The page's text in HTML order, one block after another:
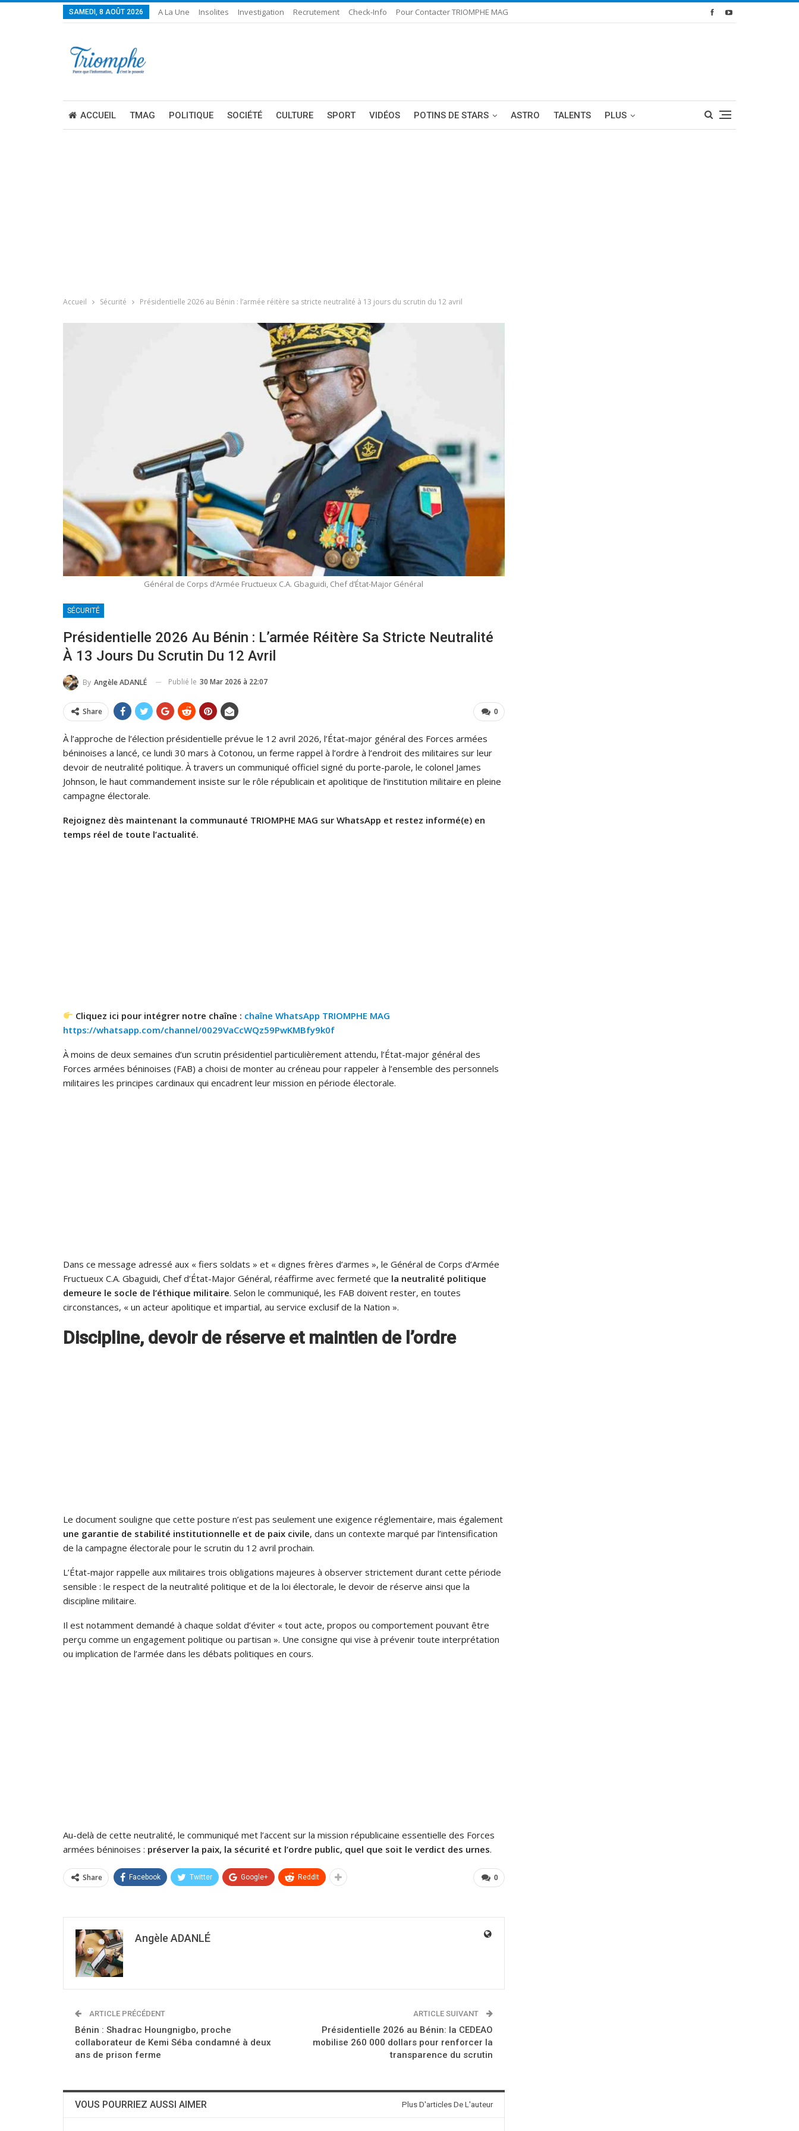
SAMEDI, 8 AOÛT 2026 A La Une Insolites Investigation Recrutement Check-Info Pour Contacter TRIOMPHE MAG
ACCUEIL TMAG POLITIQUE SOCIÉTÉ CULTURE SPORT VIDÉOS POTINS DE STARS ASTRO TALENTS PLUS
Accueil Sécurité Présidentielle 2026 au Bénin : l’armée réitère sa stricte neutralité à 13 jours du scrutin du 12 avril
Général de Corps d’Armée Fructueux C.A. Gbaguidi, Chef d’État-Major Général
SÉCURITÉ
Présidentielle 2026 Au Bénin : L’armée Réitère Sa Stricte Neutralité
À 13 Jours Du Scrutin Du 12 Avril
By Angèle ADANLÉ Publié le 30 Mar 2026 à 22:07
0
Share
À l’approche de l’élection présidentielle prévue le 12 avril 2026, l’État-major général des Forces armées
béninoises a lancé, ce lundi 30 mars à Cotonou, un ferme rappel à l’ordre à l’endroit des militaires sur leur
devoir de neutralité politique. À travers un communiqué officiel signé du porte-parole, le colonel James
Johnson, le haut commandement insiste sur le rôle républicain et apolitique de l’institution militaire en pleine
campagne électorale.
Rejoignez dès maintenant la communauté TRIOMPHE MAG sur WhatsApp et restez informé(e) en
temps réel de toute l’actualité.
Cliquez ici pour intégrer notre chaîne : chaîne WhatsApp TRIOMPHE MAG
https://whatsapp.com/channel/0029VaCcWQz59PwKMBfy9k0f
À moins de deux semaines d’un scrutin présidentiel particulièrement attendu, l’État-major général des
Forces armées béninoises (FAB) a choisi de monter au créneau pour rappeler à l’ensemble des personnels
militaires les principes cardinaux qui encadrent leur mission en période électorale.
Dans ce message adressé aux « fiers soldats » et « dignes frères d’armes », le Général de Corps d’Armée
Fructueux C.A. Gbaguidi, Chef d’État-Major Général, réaffirme avec fermeté que la neutralité politique
demeure le socle de l’éthique militaire. Selon le communiqué, les FAB doivent rester, en toutes
circonstances, « un acteur apolitique et impartial, au service exclusif de la Nation ».
Discipline, devoir de réserve et maintien de l’ordre
Le document souligne que cette posture n’est pas seulement une exigence réglementaire, mais également
une garantie de stabilité institutionnelle et de paix civile, dans un contexte marqué par l’intensification
de la campagne électorale pour le scrutin du 12 avril prochain.
L’État-major rappelle aux militaires trois obligations majeures à observer strictement durant cette période
sensible : le respect de la neutralité politique et de la loi électorale, le devoir de réserve ainsi que la
discipline militaire.
Il est notamment demandé à chaque soldat d’éviter « tout acte, propos ou comportement pouvant être
perçu comme un engagement politique ou partisan ». Une consigne qui vise à prévenir toute interprétation
ou implication de l’armée dans les débats politiques en cours.
Au-delà de cette neutralité, le communiqué met l’accent sur la mission républicaine essentielle des Forces
armées béninoises : préserver la paix, la sécurité et l’ordre public, quel que soit le verdict des urnes.
0
Share Facebook Twitter Google+ ReddIt
Angèle ADANLÉ
ARTICLE PRÉCÉDENT
Bénin : Shadrac Houngnigbo, proche
collaborateur de Kemi Séba condamné à deux
ans de prison ferme
ARTICLE SUIVANT
Présidentielle 2026 au Bénin: la CEDEAO
mobilise 260 000 dollars pour renforcer la
transparence du scrutin
VOUS POURRIEZ AUSSI AIMER Plus D'articles De L'auteur